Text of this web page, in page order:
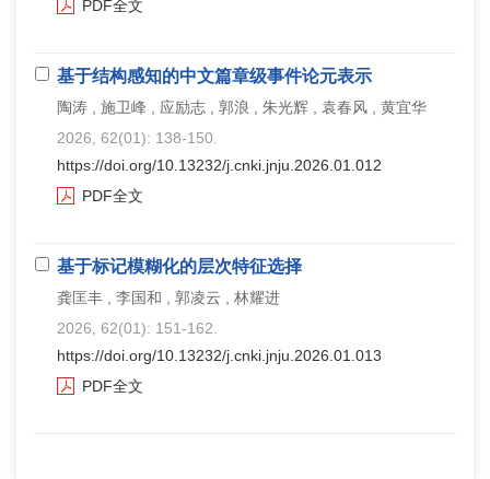
PDF全文
基于结构感知的中文篇章级事件论元表示
陶涛 , 施卫峰 , 应励志 , 郭浪 , 朱光辉 , 袁春风 , 黄宜华
2026, 62(01): 138-150.
https://doi.org/10.13232/j.cnki.jnju.2026.01.012
PDF全文
基于标记模糊化的层次特征选择
龚匡丰 , 李国和 , 郭凌云 , 林耀进
2026, 62(01): 151-162.
https://doi.org/10.13232/j.cnki.jnju.2026.01.013
PDF全文